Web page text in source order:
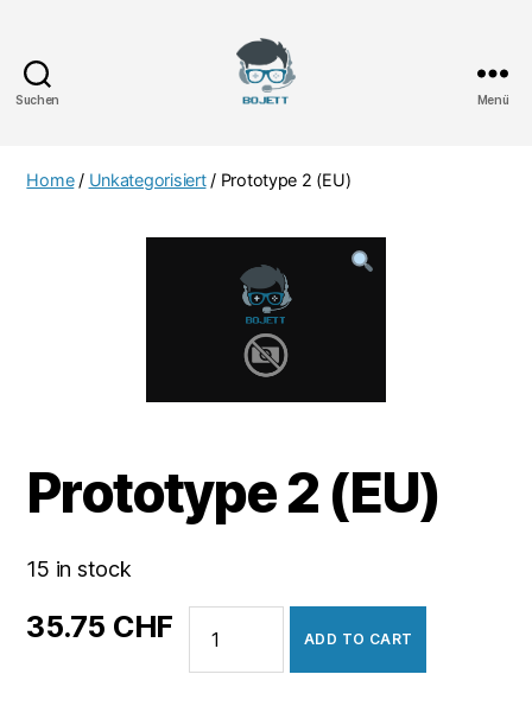
Suchen Menü
Home/ Unkategorisiert/ Prototype 2 (EU)
Prototype 2 (EU)
15 in stock
35.75 CHF
(EU)
ADD TO CART